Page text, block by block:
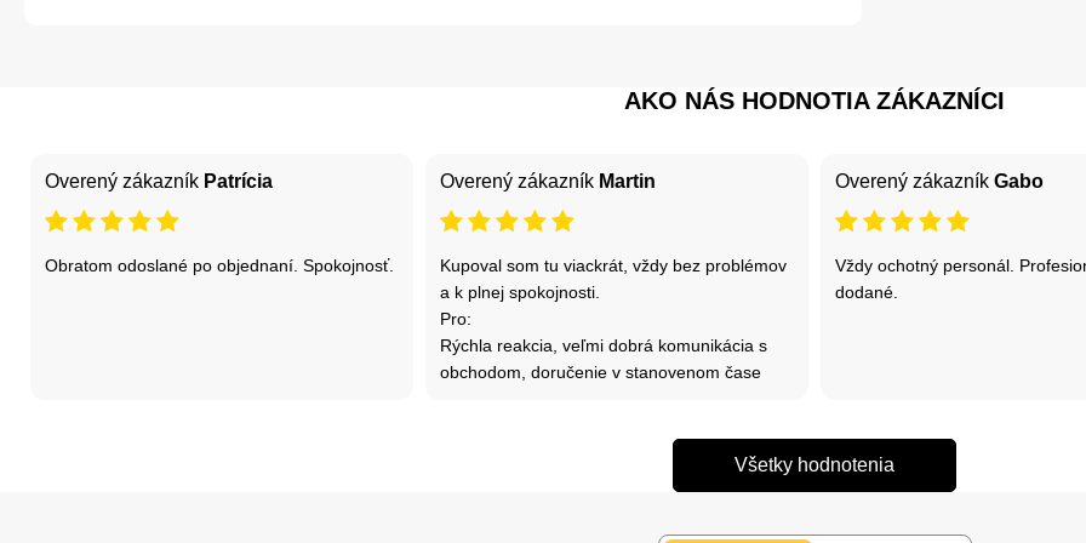
AKO NÁS HODNOTIA ZÁKAZNÍCI
Overený zákazník Patrícia
Obratom odoslané po objednaní. Spokojnosť.
Overený zákazník Martin
Kupoval som tu viackrát, vždy bez problémov
a k plnej spokojnosti.
Pro:
Rýchla reakcia, veľmi dobrá komunikácia s
obchodom, doručenie v stanovenom čase
Overený zákazník Gabo
Vždy ochotný personál.
dodané.
Všetky hodnotenia